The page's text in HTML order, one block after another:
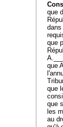
que
dans
que
que
que
que
les
au